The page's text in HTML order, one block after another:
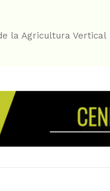
la Agricultura Vertical